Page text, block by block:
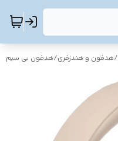
/هدفون و هندزفری/هدفون بی سیم